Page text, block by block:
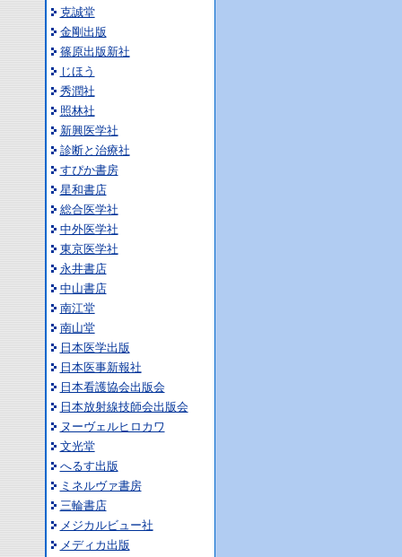
克誠堂
金剛出版
篠原出版新社
じほう
秀潤社
照林社
新興医学社
診断と治療社
すぴか書房
星和書店
総合医学社
中外医学社
東京医学社
永井書店
中山書店
南江堂
南山堂
日本医学出版
日本医事新報社
日本看護協会出版会
日本放射線技師会出版会
ヌーヴェルヒロカワ
文光堂
へるす出版
ミネルヴァ書房
三輪書店
メジカルビュー社
メディカ出版